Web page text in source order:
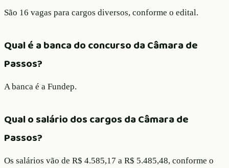
São 16 vagas para cargos diversos, conforme o edital.
Qual é a banca do concurso da Câmara de
Passos?
A banca é a Fundep.
Qual o salário dos cargos da Câmara de
Passos?
Os salários vão de R$ 4.585,17 a R$ 5.485,48, conforme o